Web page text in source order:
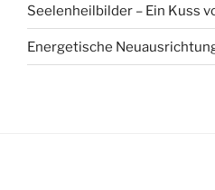
Seelenheilbilder – Ein Kuss
Energetische